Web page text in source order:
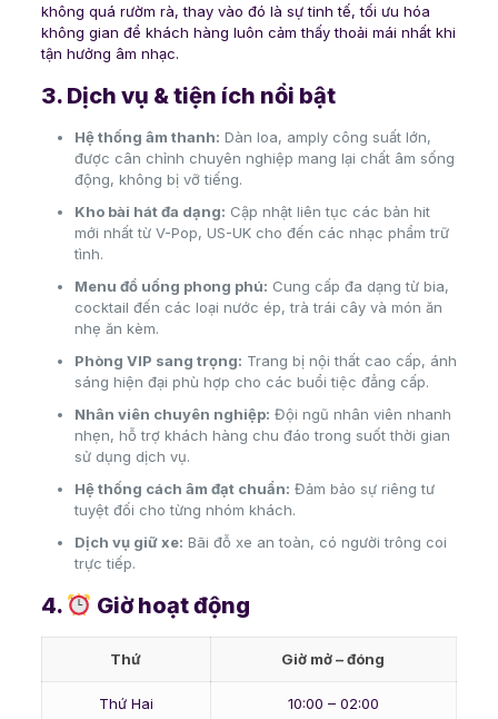
không quá rườm rà, thay vào đó là sự tinh tế, tối ưu hóa
không gian để khách hàng luôn cảm thấy thoải mái nhất khi
tận hưởng âm nhạc.
3. Dịch vụ & tiện ích nổi bật
Hệ thống âm thanh: Dàn loa, amply công suất lớn,
được cân chỉnh chuyên nghiệp mang lại chất âm sống
động, không bị vỡ tiếng.
Kho bài hát đa dạng: Cập nhật liên tục các bản hit
mới nhất từ V-Pop, US-UK cho đến các nhạc phẩm trữ
tình.
Menu đồ uống phong phú: Cung cấp đa dạng từ bia,
cocktail đến các loại nước ép, trà trái cây và món ăn
nhẹ ăn kèm.
Phòng VIP sang trọng: Trang bị nội thất cao cấp, ánh
sáng hiện đại phù hợp cho các buổi tiệc đẳng cấp.
Nhân viên chuyên nghiệp: Đội ngũ nhân viên nhanh
nhẹn, hỗ trợ khách hàng chu đáo trong suốt thời gian
sử dụng dịch vụ.
Hệ thống cách âm đạt chuẩn: Đảm bảo sự riêng tư
tuyệt đối cho từng nhóm khách.
Dịch vụ giữ xe: Bãi đỗ xe an toàn, có người trông coi
trực tiếp.
4. Giờ hoạt động
Thứ Giờ mở – đóng
Thứ Hai 10:00 – 02:00